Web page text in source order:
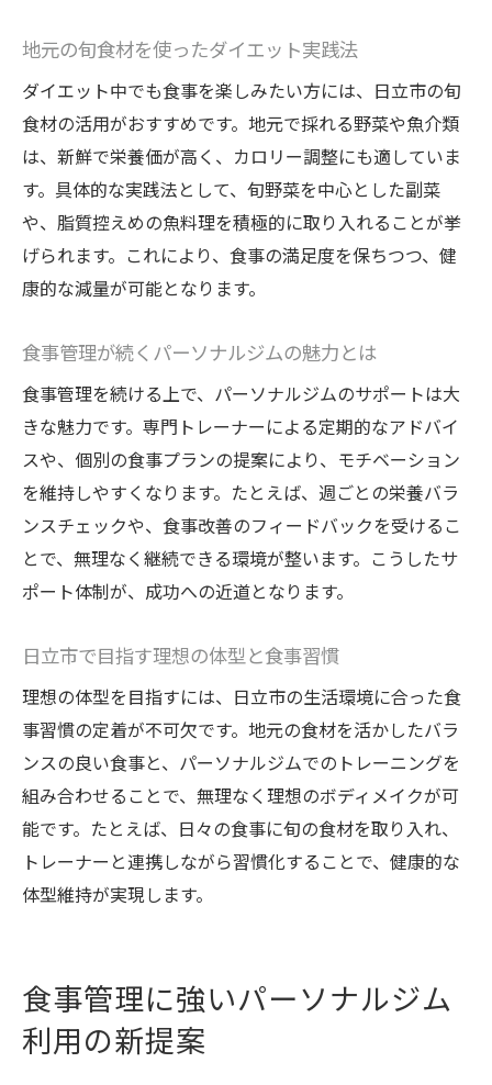
パーソナルジムを活用した継続ダイエット習慣
パーソナルジムの継続利用で無理なく痩せ
る
日立市女性が続けやすい食事管理の工夫
継続力を高めるパーソナルジムのサポート
術
ダイエット習慣化に効く食事管理テクニッ
失敗しないためのパーソナルジム選びの基
長く続くダイエットを支える食事管理
美しく痩せるための日立市食事管理ポイント
パーソナルジムが勧める美ボディ食事管理
法
健康美を叶える食事管理の秘訣とは
日立市で人気の栄養バランス重視ダイエッ
パーソナルジム利用者の美しく痩せるコツ
美容と健康を両立する食事管理ポイント
理想の体型に近づく日立市ダイエット習慣
専門家サポートを受けるダイエット成功体験
パーソナルジムで得られる専門家の安心サ
ポート
日立市で実感するダイエット成功のポイン
パーソナルジム利用者の成功ストーリーに
学ぶ
地元の旬食材を使ったダイエット実践法
ダイエット中でも食事を楽しみたい方には、日立市の旬
食材の活用がおすすめです。地元で採れる野菜や魚介類
は、新鮮で栄養価が高く、カロリー調整にも適していま
す。具体的な実践法として、旬野菜を中心とした副菜
や、脂質控えめの魚料理を積極的に取り入れることが挙
げられます。これにより、食事の満足度を保ちつつ、健
康的な減量が可能となります。
食事管理が続くパーソナルジムの魅力とは
食事管理を続ける上で、パーソナルジムのサポートは大
きな魅力です。専門トレーナーによる定期的なアドバイ
スや、個別の食事プランの提案により、モチベーション
を維持しやすくなります。たとえば、週ごとの栄養バラ
ンスチェックや、食事改善のフィードバックを受けるこ
とで、無理なく継続できる環境が整います。こうしたサ
ポート体制が、成功への近道となります。
日立市で目指す理想の体型と食事習慣
理想の体型を目指すには、日立市の生活環境に合った食
事習慣の定着が不可欠です。地元の食材を活かしたバラ
ンスの良い食事と、パーソナルジムでのトレーニングを
組み合わせることで、無理なく理想のボディメイクが可
能です。たとえば、日々の食事に旬の食材を取り入れ、
トレーナーと連携しながら習慣化することで、健康的な
体型維持が実現します。
食事管理に強いパーソナルジム
利用の新提案